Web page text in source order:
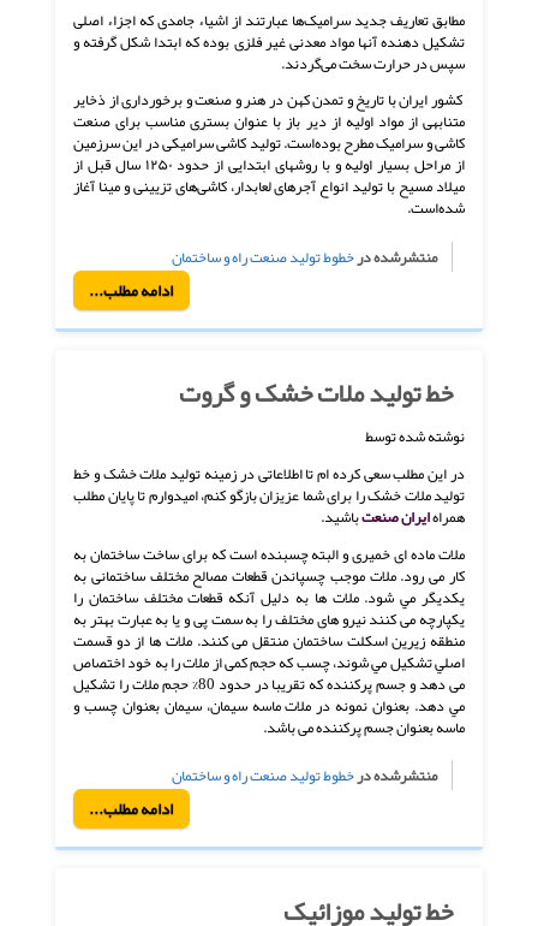
مطابق تعاریف جدید سرامیک‌ها عبارتند از اشیاء جامدی که اجزاء اصلی
تشکیل دهنده آنها مواد معدنی غیر فلزی بوده که ابتدا شکل گرفته و
سپس در حرارت سخت می‌گردند.
کشور ایران با تاریخ و تمدن کهن در هنر و صنعت و برخورداری از ذخایر
متنابهی از مواد اولیه از دیر باز با عنوان بستری مناسب برای صنعت
کاشی و سرامیک مطرح بوده‌است. تولید کاشی سرامیکی در این سرزمین
از مراحل بسیار اولیه و با روشهای ابتدایی از حدود ۱۲۵۰ سال قبل از
میلاد مسیح با تولید انواع آجرهای لعابدار، کاشی‌های تزیینی و مینا آغاز
شده‌است.
منتشرشده درخطوط تولید صنعت راه و ساختمان
ادامه مطلب...
خط تولید ملات خشک و گروت
نوشته شده توسط
در این مطلب سعی کرده ام تا اطلاعاتی در زمینه تولید ملات خشک و خط
تولید ملات خشک را برای شما عزیزان بازگو کنم، امیدوارم تا پایان مطلب
همراهایران صنعتباشید.
ملات ماده ای خمیری و البته چسبنده است که برای ساخت ساختمان به
کار می رود. ملات موجب چسپاندن قطعات مصالح مختلف ساختمانی به
يكديگر مي شود. ملات ها به دلیل آنکه قطعات مختلف ساختمان را
یکپارچه می کنند نیرو های مختلف را به سمت پی و یا به عبارت بهتر به
منطقه زیرین اسکلت ساختمان منتقل می کنند. ملات ها از دو قسمت
اصلي تشكيل مي شوند، چسب كه حجم کمی از ملات را به خود اختصاص
می دهد و جسم پركننده كه تقريبا در حدود 80% حجم ملات را تشكيل
مي دهد. بعنوان نمونه در ملات ماسه سيمان، سيمان بعنوان چسب و
ماسه بعنوان جسم پركننده می باشد.
منتشرشده درخطوط تولید صنعت راه و ساختمان
ادامه مطلب...
خط تولید موزائیک